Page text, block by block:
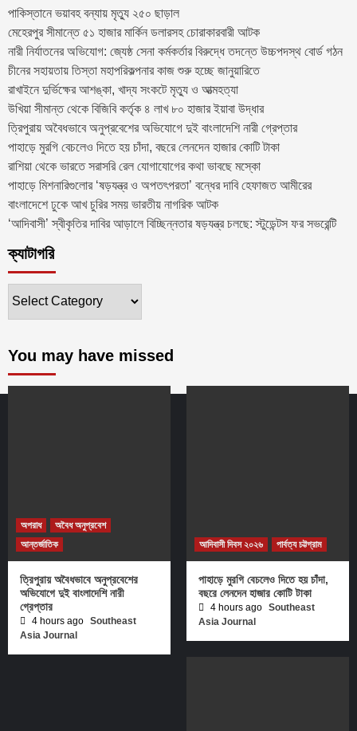
পাকিস্তানে ভয়াবহ বন্যায় মৃত্যু ২৫০ ছাড়াল
মেহেরপুর সীমান্তে ৫১ হাজার মার্কিন ডলারসহ চোরাকারবারী আটক
নারী নির্যাতনের অভিযোগ: জ্যেষ্ঠ সেনা কর্মকর্তার বিরুদ্ধে তদন্তে উচ্চপদস্থ বোর্ড গঠন
চীনের সহায়তায় তিস্তা মহাপরিকল্পনার কাজ শুরু হচ্ছে জানুয়ারিতে
রাখাইনে দুর্ভিক্ষের আশঙ্কা, খাদ্য সংকটে মৃত্যু ও আত্মহত্যা
উখিয়া সীমান্ত থেকে বিজিবি কর্তৃক ৪ লাখ ৮০ হাজার ইয়াবা উদ্ধার
ত্রিপুরায় অবৈধভাবে অনুপ্রবেশের অভিযোগে দুই বাংলাদেশি নারী গ্রেপ্তার
পাহাড়ে মুরগি বেচলেও দিতে হয় চাঁদা, বছরে লেনদেন হাজার কোটি টাকা
রাশিয়া থেকে ভারতে সরাসরি রেল যোগাযোগের কথা ভাবছে মস্কো
পাহাড়ে মিশনারিগুলোর ‘ষড়যন্ত্র ও অপতৎপরতা’ বন্ধের দাবি হেফাজত আমীরের
বাংলাদেশে ঢুকে আখ চুরির সময় ভারতীয় নাগরিক আটক
‘আদিবাসী’ স্বীকৃতির দাবির আড়ালে বিচ্ছিন্নতার ষড়যন্ত্র চলছে: স্টুডেন্টস ফর সভরেন্টি
ক্যাটাগরি
You may have missed
অপরাধ
অবৈধ অনুপ্রবেশ
আন্তর্জাতিক
ত্রিপুরায় অবৈধভাবে অনুপ্রবেশের
অভিযোগে দুই বাংলাদেশি নারী
গ্রেপ্তার
4 hours ago Southeast
Asia Journal
আদিবাসী দিবস ২০২৬ পার্বত্য চট্টগ্রাম
পাহাড়ে মুরগি বেচলেও দিতে হয় চাঁদা,
বছরে লেনদেন হাজার কোটি টাকা
4 hours ago Southeast
Asia Journal